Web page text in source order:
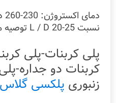
دمای اکستروژن: 230-260 درجه سانتیگراد
نسبت L / D 20-25 توصیه می شود
پلی کربنات-پلی
کربنات دو جداره-
زنبوری پلکسی گلاس